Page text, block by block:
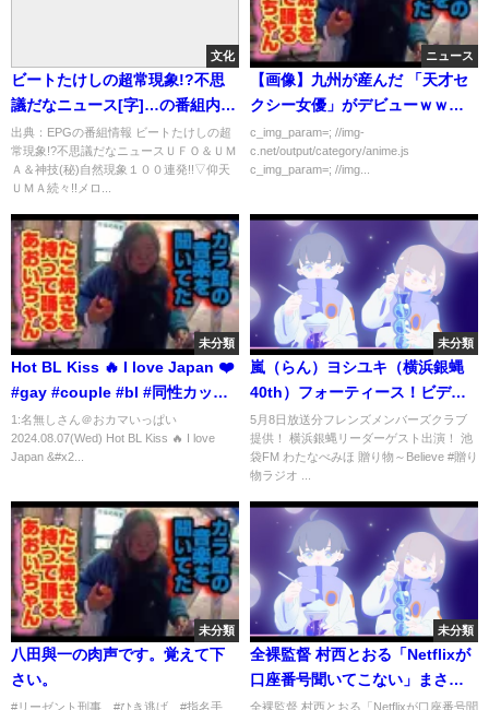
文化
ビートたけしの超常現象!?不思
議だなニュース[字]…の番組内容
解析まとめ
出典：EPGの番組情報 ビートたけしの超
常現象!?不思議だなニュースＵＦＯ＆ＵＭ
Ａ＆神技(秘)自然現象１００連発!!▽仰天
ＵＭＡ続々!!メロ...
ニュース
【画像】九州が産んだ 「天才セ
クシー女優」がデビューｗｗｗ
ｗｗ
c_img_param=; //img-
c.net/output/category/anime.js
c_img_param=; //img...
未分類
Hot BL Kiss 🔥 I love Japan ❤️
#gay #couple #bl #同性カップ
ル #blfan #lgbtq
1:名無しさん＠おカマいっぱい
2024.08.07(Wed) Hot BL Kiss 🔥 I love
Japan &#x2...
未分類
嵐（らん）ヨシユキ（横浜銀蝿
40th）フォーティース！ビデオ
メッセージ フレンズメンバーズ
クラブ 提供！ 横浜銀蝿リーダー
ゲスト出演 池袋FM わたなべみ
5月8日放送分フレンズメンバーズクラブ
提供！ 横浜銀蝿リーダーゲスト出演！ 池
袋FM わたなべみほ 贈り物～Believe #贈り
物ラジオ ...
未分類
八田與一の肉声です。覚えて下
さい。
#リーゼント刑事​​​ #​​​ひき逃げ #指名手
未分類
全裸監督 村西とおる「Netflixが
口座番号聞いてこない」まさか
のノーギャラ！？伝説の監督の
全裸監督 村西とおる「Netflixが口座番号聞